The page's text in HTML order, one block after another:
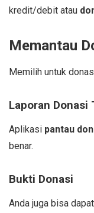
kredit/debit atau
Memantau
Memilih untuk
Laporan Donasi
Aplikasi pantau
benar.
Bukti Donasi
Anda juga bisa